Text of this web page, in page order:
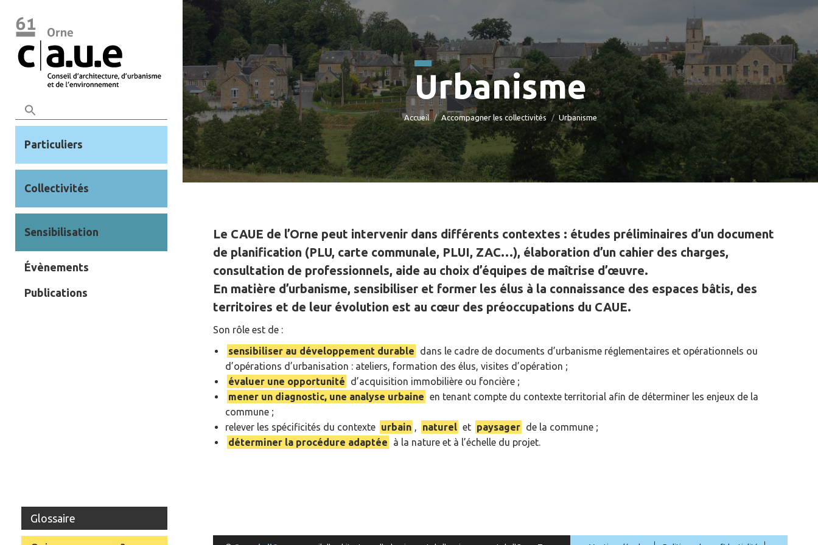
Particuliers
Collectivités
Sensibilisation
Évènements
Publications
Glossaire
Urbanisme
Vous êtes ici :
Accueil Accompagner les collectivités Urbanisme
Le CAUE de l’Orne peut intervenir dans différents contextes : études préliminaires d’un document
de planification (PLU, carte communale, PLUI, ZAC…), élaboration d’un cahier des charges,
consultation de professionnels, aide au choix d’équipes de maîtrise d’œuvre.
En matière d’urbanisme, sensibiliser et former les élus à la connaissance des espaces bâtis, des
territoires et de leur évolution est au cœur des préoccupations du CAUE.
Son rôle est de :
sensibiliser au développement durable
dans le cadre de documents d’urbanisme réglementaires et opérationnels ou
d’opérations d’urbanisation : ateliers, formation des élus, visites d’opération ;
évaluer une opportunité
d’acquisition immobilière ou foncière ;
mener un diagnostic, une analyse urbaine en tenant compte du contexte territorial afin de déterminer les enjeux de la
commune ;
relever les spécificités du contexte urbain , naturel et paysager de la commune ;
déterminer la procédure adaptée
à la nature et à l’échelle du projet.